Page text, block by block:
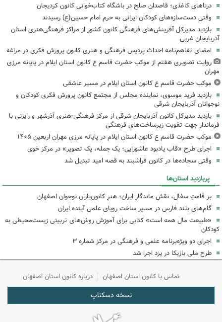
درناهای کاغذی؛ قاصدان صلح در باشگاه کتاب‌خوانی کانون کردیجان
وقتی دست‌سازه‌های کودکان ایرانی به حرم امام حسین(ع) رسیدند
بازدید مدیرکل آفرینش‌های فرهنگی کانون کشور از مراکز فرهنگی‌هنری استان
آذربایجان غربی
امضای تفاهم‌نامه احداث پردیس فرهنگی و هنری کانون پرورش فکری در مراغه
روایت تصویری هفتم از موکب حضرت قاسم ع کانون استان ایلام در پایانه مرزی
مهران
موکب حضرت قاسم ع کانون استان ایلام در مسیر عاشقی
بازدید فرید موسوی، نماینده مجلس از مجتمع کانون پرورش فکری کودکان و
نوجوانان آذربایجان شرقی
بازدید مدیرکل کانون آذربایجان شرقی از مرکز فرهنگی‌-هنری آذرشهر و رایزنی با
فرماندار جهت تقویت زیرساخت‌های فرهنگی
موکب حضرت قاسم ع کانون استان ایلام در پایانه مرزی مهران اربعین ۱۴۰۵
اجرای طرح «قاب یادبود عاشورایی؛ یک جمله، یک تصویر» در مرکز خوی
وقتی سجاده‌ها در کانون فراشبند به قصه امید تبدیل شد
پربازدید استان‌ها
بر قامتِ سفال، نقشِ ماندگارِ ایران؛ هنرِ کانون‌یاران نوجوان اصفهان
گام‌های بلند فارس در مسیر ساخت رویای علمی آینده ایران
«طبیعت مال همه است» کتابی برای آموزش روش‌های تربیتی زیست‌محیطی به
کودکان
اجرای دو ویژه‌برنامه علمی و فرهنگی در مرکز شماره ۳
طرح ملی بازیکا در یزد اجرا شد
تماس با کانون استان اصفهان درباره کانون استان اصفهان
نسخه دسکتاپ